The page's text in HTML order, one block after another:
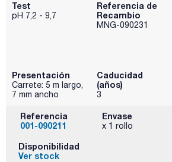
Test
pH 7,2 - 9,7
Referencia de
Recambio
MNG-090231
Presentación
Carrete: 5 m largo,
7 mm ancho
Caducidad
(años)
3
Referencia
001-090211
Envase
x 1 rollo
Disponibilidad
Ver stock